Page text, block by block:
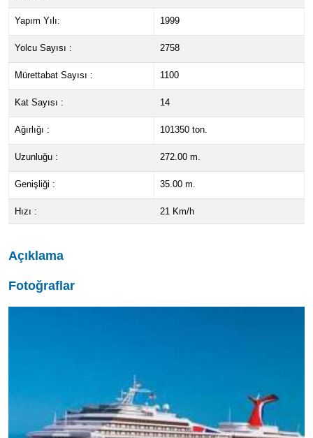
Yapım Yılı: 1999
Yolcu Sayısı : 2758
Mürettabat Sayısı : 1100
Kat Sayısı : 14
Ağırlığı : 101350 ton.
Uzunluğu : 272.00 m.
Genişliği : 35.00 m.
Hızı : 21 Km/h
Açıklama
Fotoğraflar